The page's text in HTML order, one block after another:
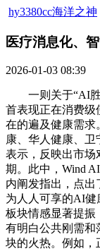
hy3380cc海洋之神
医疗消息化、
2026-01-03 08:39
一则关于“AI胜
首表现正在消费级
在的遍及健康需求
康、华人健康、
表示，反映出市场
期。此中，Wind
内阐发指出，点
为人人可享的AI健
板块情感显著提
有明白公共刚需和
块的火热。例如，